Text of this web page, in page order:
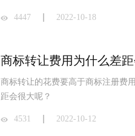
4447 2022-10-18
商标转让费用为什么差距
商标转让的花费要高于商标注册费
距会很大呢？
4531 2022-10-12